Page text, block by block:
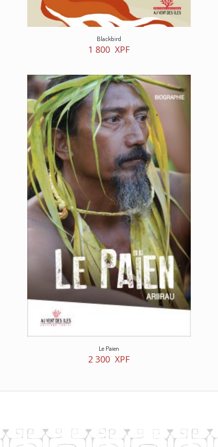
Blackbird
1 800 XPF
Le Païen
2 300 XPF